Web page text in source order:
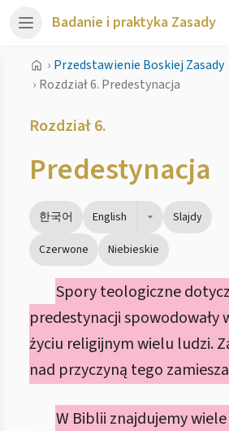
Badanie i praktyka Zasady
› Przedstawienie Boskiej Zasady
› Rozdział 6. Predestynacja
Rozdział 6.
Predestynacja
한국어 English
Slajdy
Czerwone
Niebieskie
Spory teologiczne
predestynacji spowodowały
życiu religijnym wielu ludzi.
nad przyczyną tego
W Biblii znajdujemy